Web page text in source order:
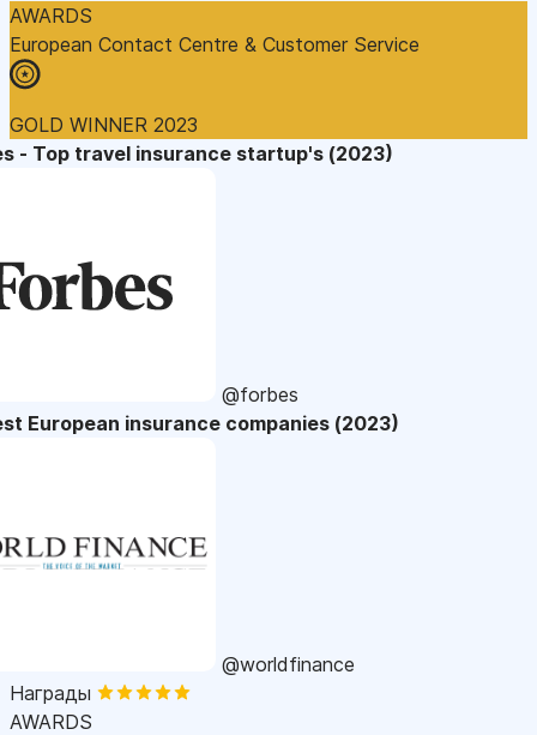
AWARDS
European Contact Centre & Customer Service
GOLD WINNER 2023
- Top travel insurance startup's (2023)
@forbes
European insurance companies (2023)
@worldfinance
Награды
AWARDS